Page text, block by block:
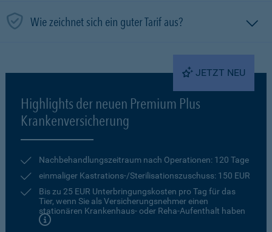
Wie zeichnet sich ein guter Tarif aus?
JETZT NEU
Highlights der neuen Premium Plus
Krankenversicherung
Nachbehandlungszeitraum nach Operationen: 120 Tage
einmaliger Kastrations-/Sterilisationszuschuss: 150 EUR
Bis zu 25 EUR Unterbringungskosten pro Tag für das
Tier, wenn Sie als Versicherungsnehmer einen
stationären Krankenhaus- oder Reha-Aufenthalt haben